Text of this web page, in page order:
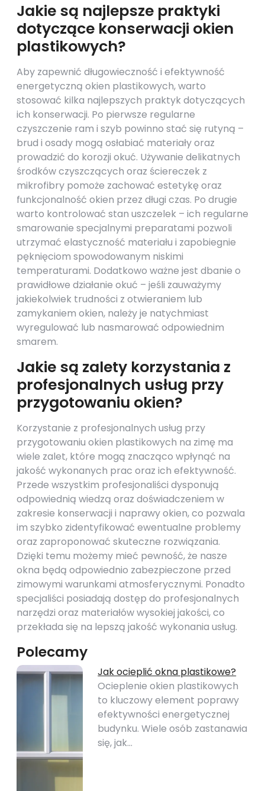
Jakie są najlepsze praktyki
dotyczące konserwacji okien
plastikowych?
Aby zapewnić długowieczność i efektywność
energetyczną okien plastikowych, warto
stosować kilka najlepszych praktyk dotyczących
ich konserwacji. Po pierwsze regularne
czyszczenie ram i szyb powinno stać się rutyną –
brud i osady mogą osłabiać materiały oraz
prowadzić do korozji okuć. Używanie delikatnych
środków czyszczących oraz ściereczek z
mikrofibry pomoże zachować estetykę oraz
funkcjonalność okien przez długi czas. Po drugie
warto kontrolować stan uszczelek – ich regularne
smarowanie specjalnymi preparatami pozwoli
utrzymać elastyczność materiału i zapobiegnie
pęknięciom spowodowanym niskimi
temperaturami. Dodatkowo ważne jest dbanie o
prawidłowe działanie okuć – jeśli zauważymy
jakiekolwiek trudności z otwieraniem lub
zamykaniem okien, należy je natychmiast
wyregulować lub nasmarować odpowiednim
smarem.
Jakie są zalety korzystania z
profesjonalnych usług przy
przygotowaniu okien?
Korzystanie z profesjonalnych usług przy
przygotowaniu okien plastikowych na zimę ma
wiele zalet, które mogą znacząco wpłynąć na
jakość wykonanych prac oraz ich efektywność.
Przede wszystkim profesjonaliści dysponują
odpowiednią wiedzą oraz doświadczeniem w
zakresie konserwacji i naprawy okien, co pozwala
im szybko zidentyfikować ewentualne problemy
oraz zaproponować skuteczne rozwiązania.
Dzięki temu możemy mieć pewność, że nasze
okna będą odpowiednio zabezpieczone przed
zimowymi warunkami atmosferycznymi. Ponadto
specjaliści posiadają dostęp do profesjonalnych
narzędzi oraz materiałów wysokiej jakości, co
przekłada się na lepszą jakość wykonania usług.
Polecamy
Jak ocieplić okna plastikowe?
Ocieplenie okien plastikowych
to kluczowy element poprawy
efektywności energetycznej
budynku. Wiele osób zastanawia
się, jak…